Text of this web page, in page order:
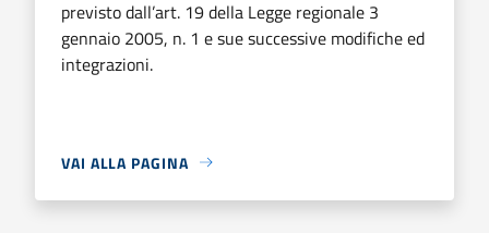
previsto dall’art. 19 della Legge regionale 3
gennaio 2005, n. 1 e sue successive modifiche ed
integrazioni.
VAI ALLA PAGINA